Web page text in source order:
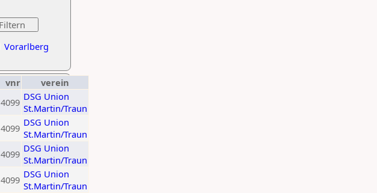
Vorarlberg
vnr
verein
4099 DSG Union
St.Martin/Traun
4099 DSG Union
St.Martin/Traun
4099 DSG Union
St.Martin/Traun
4099 DSG Union
St.Martin/Traun